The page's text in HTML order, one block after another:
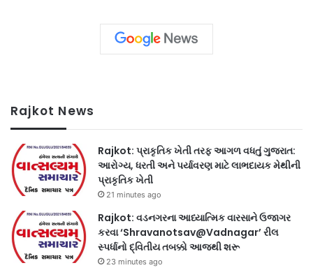
Rajkot News
Rajkot: પ્રાકૃતિક ખેતી તરફ આગળ વધતું ગુજરાત:
આરોગ્ય, ધરતી અને પર્યાવરણ માટે લાભદાયક મેથીની
પ્રાકૃતિક ખેતી
21 minutes ago
Rajkot: વડનગરના આધ્યાત્મિક વારસાને ઉજાગર
કરવા ‘Shravanotsav@Vadnagar’ રીલ
સ્પર્ધાનો દ્વિતીય તબક્કો આજથી શરૂ
23 minutes ago